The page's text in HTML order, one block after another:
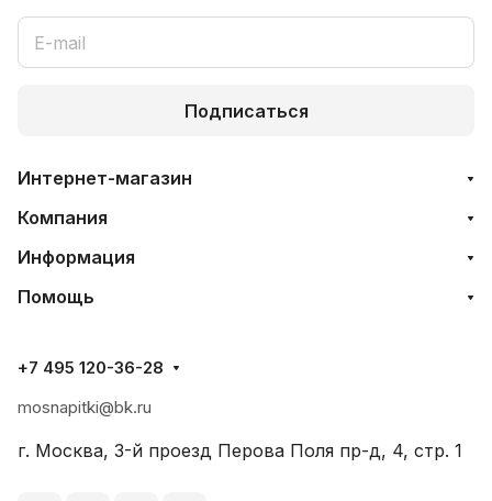
Подписаться
Интернет-магазин
Компания
Информация
Помощь
+7 495 120-36-28
mosnapitki@bk.ru
г. Москва, 3-й проезд Перова Поля пр-д, 4, стр. 1